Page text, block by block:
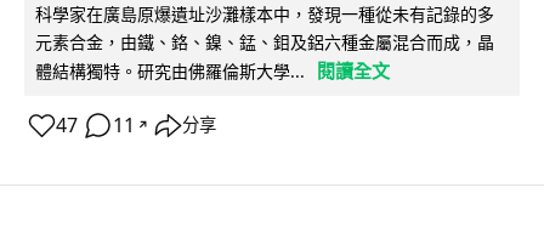
科學家在廣島原爆遺址沙灘樣本中，發現一種從未有記錄的多
元素合金，由鐵、鉻、鎳、錳、鉬及鋁六種金屬混合而成，晶
體結構獨特。研究由佛羅倫斯大學...
閱讀全文
47 11 ↗ 分享